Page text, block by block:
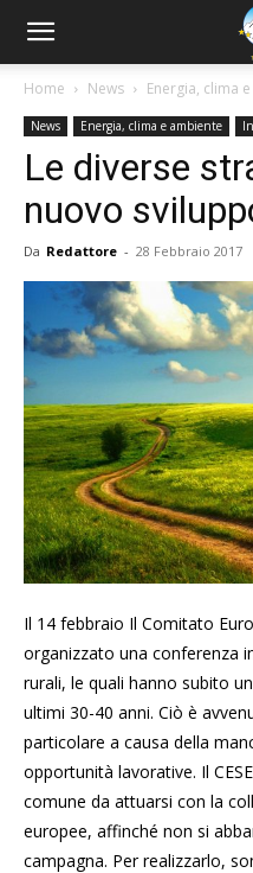
Home News Energia, clima
News Energia, clima e ambiente
Le diverse
nuovo
Da Redattore - 28 Febbraio 2017
Il 14 febbraio Il Comitato
organizzato una conferenza
rurali, le quali hanno subito
ultimi 30-40 anni. Ciò è
particolare a causa della
opportunità lavorative. Il
comune da attuarsi con la
europee, affinché non si
campagna. Per realizzarlo,